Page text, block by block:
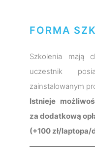
FORMA
Szkolenia mają
uczestnik
zainstalowanym
Istnieje
za dodatkową
(+100 zł/laptopa/